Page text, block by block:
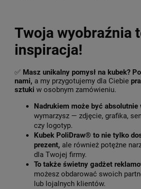
Twoja wyobraźnia
inspiracja!
✅ Masz unikalny pomysł na kubek?
nami, a my przygotujemy dla Ciebie
sztuki w osobnym zamówieniu.
Nadrukiem może być absolutnie
wymarzysz — zdjęcie, grafika,
czy logotyp.
Kubek PoliDraw® to nie tylko
prezent, ale również potężne
dla Twojej firmy.
To także świetny gadżet
możesz obdarować swoich
lub lojalnych klientów.